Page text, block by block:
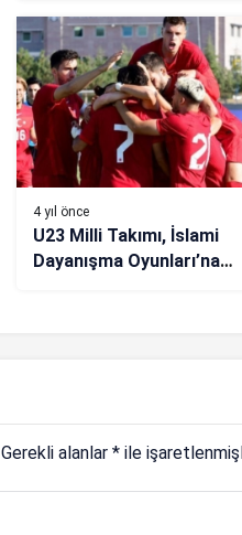
4 yıl önce
U23 Milli Takımı, İslami
Dayanışma Oyunları’na
Gerekli alanlar * ile